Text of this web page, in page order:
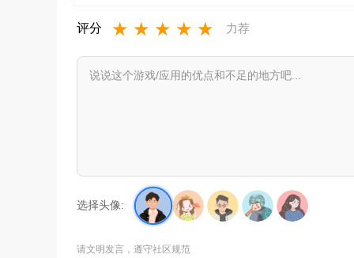
评分 ★ ★ ★ ★ ★ 力荐
选择头像:
请文明发言，遵守社区规范